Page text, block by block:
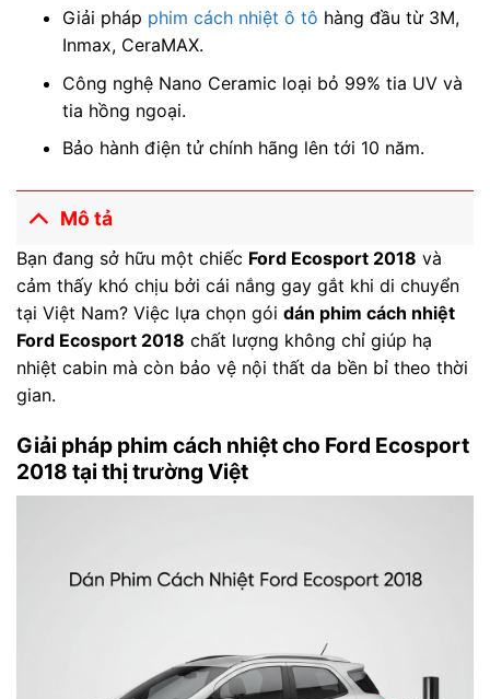
Giải pháp phim cách nhiệt ô tô hàng đầu từ 3M,
Inmax, CeraMAX.
Công nghệ Nano Ceramic loại bỏ 99% tia UV và
tia hồng ngoại.
Bảo hành điện tử chính hãng lên tới 10 năm.
Mô tả
Bạn đang sở hữu một chiếc Ford Ecosport 2018 và
cảm thấy khó chịu bởi cái nắng gay gắt khi di chuyển
tại Việt Nam? Việc lựa chọn gói dán phim cách nhiệt
Ford Ecosport 2018 chất lượng không chỉ giúp hạ
nhiệt cabin mà còn bảo vệ nội thất da bền bỉ theo thời
gian.
Giải pháp phim cách nhiệt cho Ford Ecosport
2018 tại thị trường Việt